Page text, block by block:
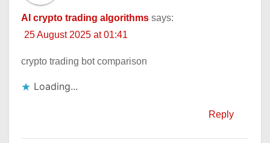
AI crypto trading algorithms says:
25 August 2025 at 01:41
crypto trading bot comparison
Loading...
Reply